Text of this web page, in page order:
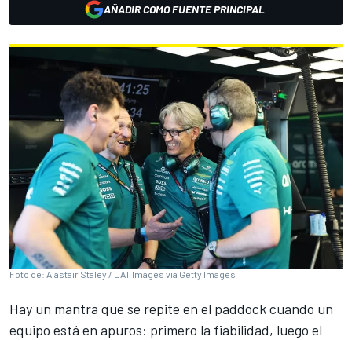
AÑADIR COMO FUENTE PRINCIPAL
Foto de: Alastair Staley / LAT Images via Getty Images
Hay un mantra que se repite en el paddock cuando un
equipo está en apuros: primero la fiabilidad, luego el